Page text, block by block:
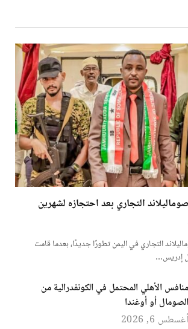
التجاري بعد احتجازه لشهرين
التجاري في اليمن تطورًا جديدًا، بعدما قامت
إدريس…
منافس الأهلي المحتمل في الكونفدرالية من
الصومال أو أوغندا
أغسطس 6, 2026